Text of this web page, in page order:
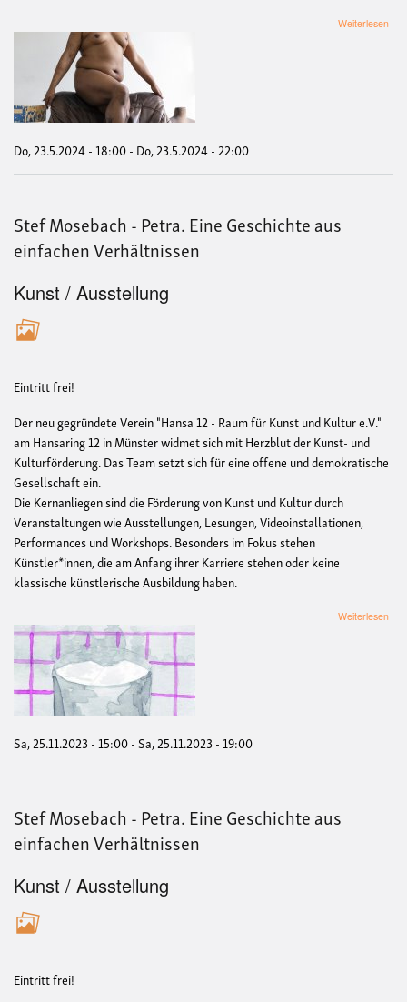
Weiterlesen
Do, 23.5.2024 - 18:00- Do, 23.5.2024 - 22:00
Stef Mosebach - Petra. Eine Geschichte aus
einfachen Verhältnissen
Kunst / Ausstellung
Eintritt frei!
Der neu gegründete Verein "Hansa 12 - Raum für Kunst und Kultur e.V."
am Hansaring 12 in Münster widmet sich mit Herzblut der Kunst- und
Kulturförderung. Das Team setzt sich für eine offene und demokratische
Gesellschaft ein.
Die Kernanliegen sind die Förderung von Kunst und Kultur durch
Veranstaltungen wie Ausstellungen, Lesungen, Videoinstallationen,
Performances und Workshops. Besonders im Fokus stehen
Künstler*innen, die am Anfang ihrer Karriere stehen oder keine
klassische künstlerische Ausbildung haben.
Weiterlesen
Sa, 25.11.2023 - 15:00-Sa, 25.11.2023 - 19:00
Stef Mosebach - Petra. Eine Geschichte aus
einfachen Verhältnissen
Kunst / Ausstellung
Eintritt frei!